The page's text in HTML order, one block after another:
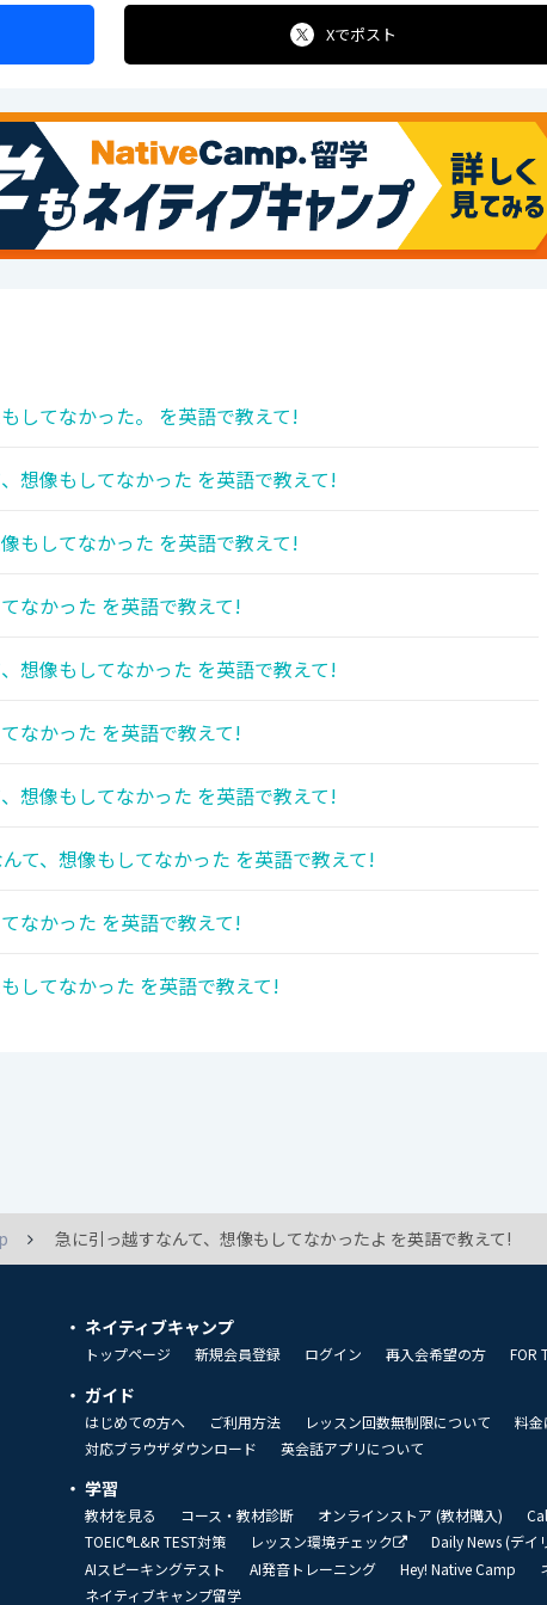
Xでポスト
してなかった。 を英語で教えて!
想像もしてなかった を英語で教えて!
もしてなかった を英語で教えて!
なかった を英語で教えて!
想像もしてなかった を英語で教えて!
なかった を英語で教えて!
想像もしてなかった を英語で教えて!
て、想像もしてなかった を英語で教えて!
なかった を英語で教えて!
してなかった を英語で教えて!
急に引っ越すなんて、想像もしてなかったよ を英語で教えて!
ネイティブキャンプ
トップページ 新規会員登録 ログイン 再入会希望の方 FOR
ガイド
はじめての方へ ご利用方法 レッスン回数無制限について 料金
対応ブラウザダウンロード
英会話アプリについて
学習
教材を見る コース・教材診断 オンラインストア (教材購入)
TOEIC®L&R TEST対策
レッスン環境チェック Daily News (デイ
AIスピーキングテスト
AI発音トレーニング Hey! Native Camp
ネイティブキャンプ留学